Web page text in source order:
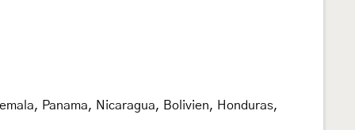
Panama, Nicaragua, Bolivien, Honduras,